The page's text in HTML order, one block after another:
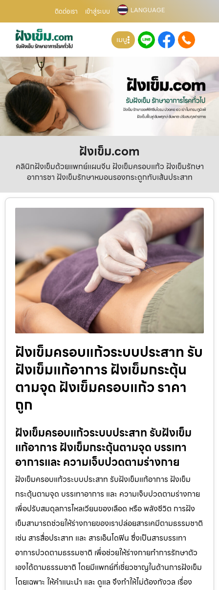
ติดต่อเรา เข้าสู่ระบบ LANGUAGE
เมนู
ฝังเข็ม.com
คลินิกฝังเข็มด้วยแพทย์แผนจีน ฝังเข็มครอบแก้ว ฝังเข็มรักษา
อาการชา ฝังเข็มรักษาหมอนรองกระดูกทับเส้นประสาท
ฝังเข็มครอบแก้วระบบประสาท รับ
ฝังเข็มแก้อาการ ฝังเข็มกระตุ้น
ตามจุด ฝังเข็มครอบแก้ว ราคา
ถูก
ฝังเข็มครอบแก้วระบบประสาท รับฝังเข็ม
แก้อาการ ฝังเข็มกระตุ้นตามจุด บรรเทา
อาการและ ความเจ็บปวดตามร่างกาย
ฝังเข็มครอบแก้วระบบประสาท รับฝังเข็มแก้อาการ ฝังเข็ม
กระตุ้นตามจุด บรรเทาอาการ และ ความเจ็บปวดตามร่างกาย
เพื่อปรับสมดุลการไหลเวียนของเลือด หรือ พลังชีวิต การฝัง
เข็มสามารถช่วยให้ร่างกายของเราปล่อยสารเคมีตามธรรมชาติ
เช่น สารสื่อประสาท และ สารเอ็นโดฟิน ซึ่งเป็นสารบรรเทา
อาการปวดตามธรรมชาติ เพื่อช่วยให้ร่างกายทำการรักษาตัว
เองได้ตามธรรมชาติ โดยมีแพทย์ที่เชี่ยวชาญในด้านการฝังเข็ม
โดยเฉพาะ ให้คำแนะนำ และ ดูแล จึงทำให้ไม่ต้องกังวล เรื่อง